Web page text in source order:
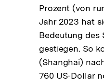
Prozent (von
Jahr 2023 hat
Bedeutung des
gestiegen. So
(Shanghai)
760 US-Dollar